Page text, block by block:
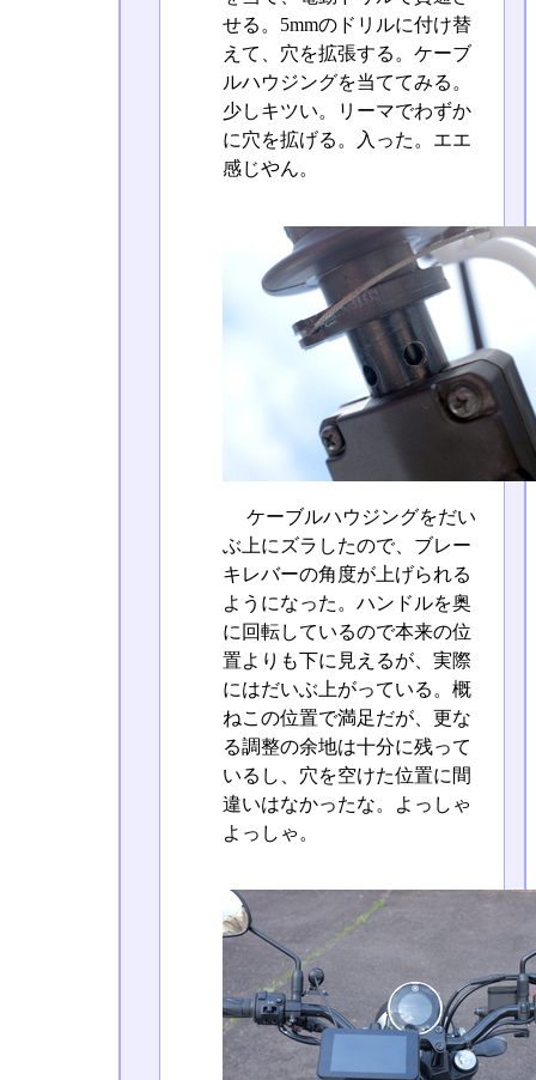
せる。5mmのドリルに付け替
えて、穴を拡張する。ケーブ
ルハウジングを当ててみる。
少しキツい。リーマでわずか
に穴を拡げる。入った。エエ
感じやん。
ケーブルハウジングをだい
ぶ上にズラしたので、ブレー
キレバーの角度が上げられる
ようになった。ハンドルを奥
に回転しているので本来の位
置よりも下に見えるが、実際
にはだいぶ上がっている。概
ねこの位置で満足だが、更な
る調整の余地は十分に残って
いるし、穴を空けた位置に間
違いはなかったな。よっしゃ
よっしゃ。